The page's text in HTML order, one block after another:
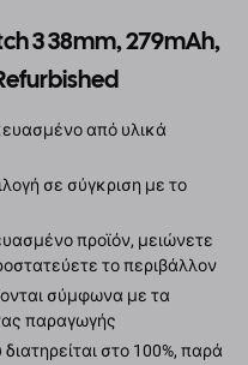
3 38mm, 279mAh,
από υλικά
σε σύγκριση με το
προϊόν, μειώνετε
το περιβάλλον
σύμφωνα με τα
παραγωγής
στο 100%, παρά